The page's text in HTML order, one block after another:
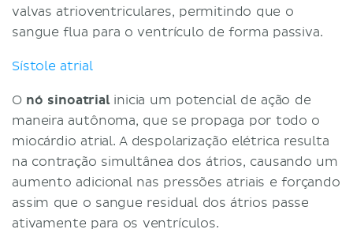
valvas atrioventriculares, permitindo que o
sangue flua para o ventrículo de forma passiva.
Sístole atrial
O nó sinoatrialinicia um potencial de ação de
maneira autônoma, que se propaga por todo o
miocárdio atrial. A despolarização elétrica resulta
na contração simultânea dos átrios, causando um
aumento adicional nas pressões atriais e forçando
assim que o sangue residual dos átrios passe
ativamente para os ventrículos.